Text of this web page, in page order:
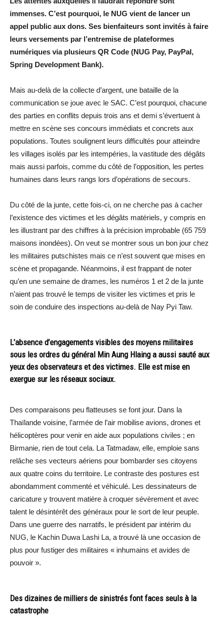
immenses. C’est pourquoi, le NUG vient de lancer un
appel public aux dons. Ses bienfaiteurs sont invités à faire
leurs versements par l’entremise de plateformes
numériques via plusieurs QR Code (NUG Pay, PayPal,
Spring Development Bank).
Mais au-delà de la collecte d’argent, une bataille de la
communication se joue avec le SAC. C’est pourquoi, chacune
des parties en conflits depuis trois ans et demi s’évertuent à
mettre en scène ses concours immédiats et concrets aux
populations. Toutes soulignent leurs difficultés pour atteindre
les villages isolés par les intempéries, la vastitude des dégâts
mais aussi parfois, comme du côté de l’opposition, les pertes
humaines dans leurs rangs lors d’opérations de secours.
Du côté de la junte, cette fois-ci, on ne cherche pas à cacher
l’existence des victimes et les dégâts matériels, y compris en
les illustrant par des chiffres à la précision improbable (65 759
maisons inondées). On veut se montrer sous un bon jour chez
les militaires putschistes mais ce n’est souvent que mises en
scène et propagande. Néanmoins, il est frappant de noter
qu’en une semaine de drames, les numéros 1 et 2 de la junte
n’aient pas trouvé le temps de visiter les victimes et pris le
soin de conduire des inspections au-delà de Nay Pyi Taw.
L’absence d’engagements visibles des moyens militaires
sous les ordres du général Min Aung Hlaing a aussi sauté aux
yeux des observateurs et des victimes. Elle est mise en
exergue sur les réseaux sociaux.
Des comparaisons peu flatteuses se font jour. Dans la
Thaïlande voisine, l’armée de l’air mobilise avions, drones et
hélicoptères pour venir en aide aux populations civiles ; en
Birmanie, rien de tout cela. La Tatmadaw, elle, emploie sans
relâche ses vecteurs aériens pour bombarder ses citoyens
aux quatre coins du territoire. Le contraste des postures est
abondamment commenté et véhiculé. Les dessinateurs de
caricature y trouvent matière à croquer sévèrement et avec
talent le désintérêt des généraux pour le sort de leur peuple.
Dans une guerre des narratifs, le président par intérim du
NUG, le Kachin Duwa Lashi La, a trouvé là une occasion de
plus pour fustiger des militaires « inhumains et avides de
pouvoir ».
Des dizaines de milliers de sinistrés font faces seuls à la
catastrophe